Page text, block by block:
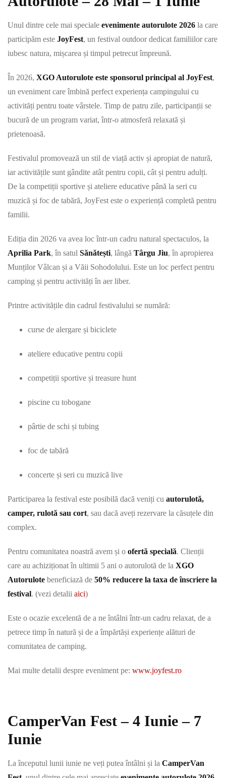
Unul dintre cele mai speciale evenimente autorulote 2026 la care
participăm este JoyFest, un festival outdoor dedicat familiilor care
iubesc natura, mișcarea și timpul petrecut împreună.
În 2026, XGO Autorulote este sponsorul principal al JoyFest,
un eveniment care îmbină perfect experiența campingului cu
activități pentru toate vârstele. Timp de patru zile, participanții se
bucură de un program variat, într-o atmosferă relaxată și
prietenoasă.
Festivalul promovează un stil de viață activ și apropiat de natură,
iar activitățile sunt gândite atât pentru copii, cât și pentru adulți.
De la competiții sportive și ateliere educative până la seri cu
muzică și foc de tabără, JoyFest este o experiență completă pentru
familii.
Ediția din 2026 va avea loc într-un cadru natural spectaculos, la
Aprilia Park, în satul Sănătești, lângă Târgu Jiu, în apropierea
Munților Vâlcan și a Văii Sohodolului. Este un loc perfect pentru
camping și pentru activități în aer liber.
Printre activitățile din cadrul festivalului se numără:
curse de alergare și biciclete
ateliere educative pentru copii
competiții sportive și treasure hunt
piscine cu tobogane
pârtie de schi și tubing
foc de tabără
concerte și seri cu muzică live
Participarea la festival este posibilă dacă veniți cu autorulotă,
camper, rulotă sau cort, sau dacă aveți rezervare la căsuțele din
complex.
Pentru comunitatea noastră avem și o ofertă specială. Clienții
care au achiziționat în ultimii 5 ani o autorulotă de la XGO
Autorulote beneficiază de 50% reducere la taxa de înscriere la
festival. (vezi detalii aici)
Este o ocazie excelentă de a ne întâlni într-un cadru relaxat, de a
petrece timp în natură și de a împărtăși experiențe alături de
comunitatea de camping.
Mai multe detalii despre eveniment pe: www.joyfest.ro
CamperVan Fest – 4 Iunie – 7
Iunie
La începutul lunii iunie ne veți putea întâlni și la CamperVan